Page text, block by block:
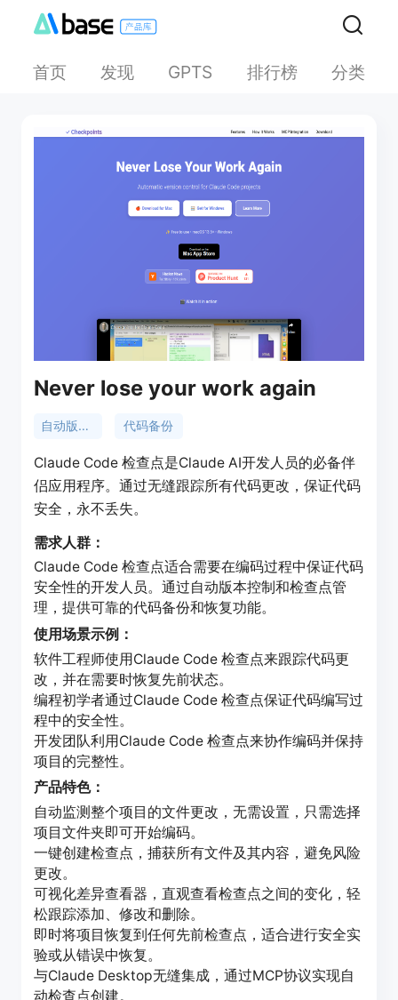
首页 发现 GPTS 排行榜 分类
Never lose your work again
自动版本控制 代码备份
Claude Code 检查点是Claude AI开发人员的必备伴
侣应用程序。通过无缝跟踪所有代码更改，保证代码
安全，永不丢失。
需求人群：
Claude Code 检查点适合需要在编码过程中保证代码
安全性的开发人员。通过自动版本控制和检查点管
理，提供可靠的代码备份和恢复功能。
使用场景示例：
软件工程师使用Claude Code 检查点来跟踪代码更
改，并在需要时恢复先前状态。
编程初学者通过Claude Code 检查点保证代码编写过
程中的安全性。
开发团队利用Claude Code 检查点来协作编码并保持
项目的完整性。
产品特色：
自动监测整个项目的文件更改，无需设置，只需选择
项目文件夹即可开始编码。
一键创建检查点，捕获所有文件及其内容，避免风险
更改。
可视化差异查看器，直观查看检查点之间的变化，轻
松跟踪添加、修改和删除。
即时将项目恢复到任何先前检查点，适合进行安全实
验或从错误中恢复。
与Claude Desktop无缝集成，通过MCP协议实现自
动检查点创建。